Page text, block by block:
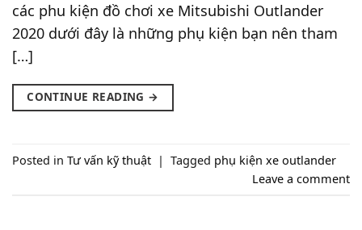
các phu kiện đồ chơi xe Mitsubishi Outlander
2020 dưới đây là những phụ kiện bạn nên tham
[…]
CONTINUE READING →
Posted in Tư vấn kỹ thuật | Tagged phụ kiện xe outlander
Leave a comment